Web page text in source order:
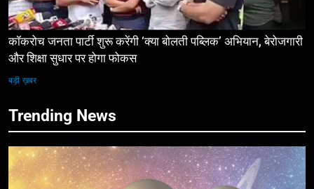
कॉकरोच जनता पार्टी शुरू करेंगी ‘क्या बोलती पब्लिक’ अभियान, बेरोजगारी
और शिक्षा सुधार पर होगा फोकस
बड़ी ख़बर
Trending News